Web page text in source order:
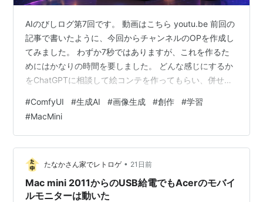
AIのびしログ第7回です。 動画はこちら youtu.be 前回の
記事で書いたように、今回からチャンネルのOPを作成し
てみました。 わずか7秒ではありますが、これを作るた
めにはかなりの時間を要しました。 どんな感じにするか
をChatGPTに相談して絵コンテを作ってもらい、併せて
一回で良いものはできないので、少しずつ微調整しなが
ら何度も作ることになるので、無課金で制限がある状態
だとちょっと辛い感じです。 まあ、指示出しが良くない
のもあると思いますが… なので、有料プランが最初の1ヶ
月無料で試せるようだったので、お試しでplusプランに
申…
#ComfyUI #生成AI #画像生成 #創作 #学習
#MacMini
たなかさん家でレトロゲ • 21日前
Mac mini 2011からのUSB給電でもAcerのモバイ
ルモニターは動いた